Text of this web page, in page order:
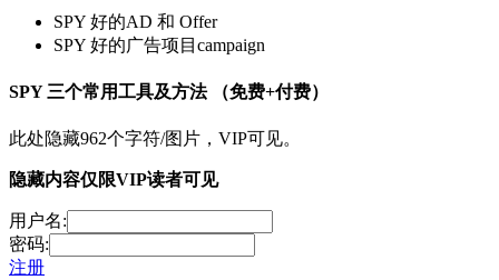
SPY 好的AD 和 Offer
SPY 好的广告项目campaign
SPY 三个常用工具及方法 （免费+付费）
此处隐藏962个字符/图片，VIP可见。
隐藏内容仅限VIP读者可见
用户名:
密码:
注册